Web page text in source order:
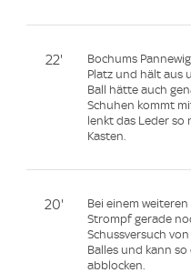
22'
Bochums
Platz und hält aus
Ball hätte auch
Schuhen kommt
lenkt das Leder so
Kasten.
20'
Bei einem
Strompf gerade
Schussversuch
Balles und kann
abblocken.